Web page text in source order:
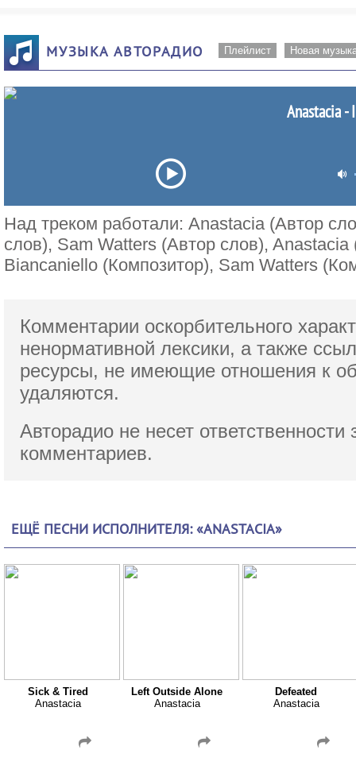
МУЗЫКА АВТОРАДИО Плейлист Новая
Anastacia -
Над треком работали: Anastacia (Автор
слов), Sam Watters (Автор слов),
Biancaniello (Композитор), Sam Watters
Комментарии оскорбительного
ненормативной лексики, а также
ресурсы, не имеющие отношения к
удаляются.
Авторадио не несет ответственности
комментариев.
ЕЩЁ ПЕСНИ ИСПОЛНИТЕЛЯ: «ANASTACIA»
Sick & Tired
Anastacia
Left Outside Alone
Anastacia
Defeated
Anastacia